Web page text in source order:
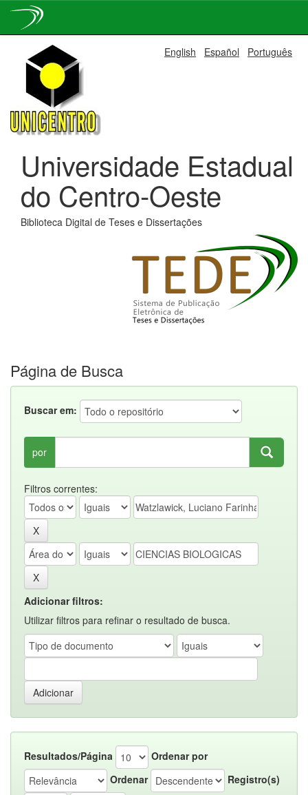
navigation
English Español Português
Universidade Estadual
do Centro-Oeste
Biblioteca Digital de Teses e Dissertações
Página de Busca
Buscar em:
por
Filtros correntes:
Adicionar filtros:
Utilizar filtros para refinar o resultado de busca.
Resultados/Página
Ordenar por
Ordenar
Registro(s)